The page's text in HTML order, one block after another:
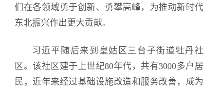
们在各领域勇于创新、勇攀高峰，为推动新时代
东北振兴作出更大贡献。
习近平随后来到皇姑区三台子街道牡丹社
区。该社区建于上世纪80年代，共有3000多户居
民，近年来经过基础设施改造和服务改善，成为